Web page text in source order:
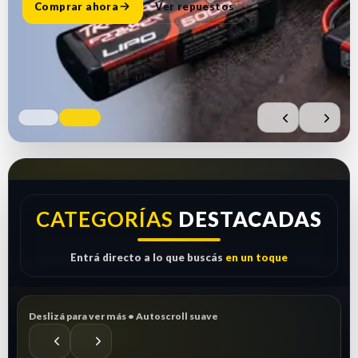
Comprar ahora Ver repuestos
CATEGORÍAS DESTACADAS
Entrá directo a lo que buscás en un toque
Deslizá para ver más • Autoscroll suave